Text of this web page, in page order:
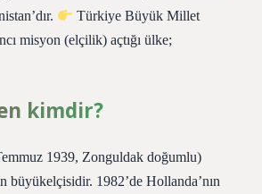
Türkiye Büyük Millet
misyon (elçilik) açtığı ülke;
kimdir?
1939, Zonguldak doğumlu)
büyükelçisidir. 1982’de Hollanda’nın